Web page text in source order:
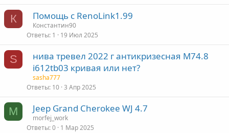
К Помощь с RenoLink1.99
Константин90
Ответы 1 19 Июл 2025
S
нива тревел 2022 г антикризесная М74.8
i612tb03 кривая или нет?
sasha777
Ответы 10 3 Апр 2025
M Jeep Grand Cherokee WJ 4.7
morfej_work
Ответы 0 1 Мар 2025